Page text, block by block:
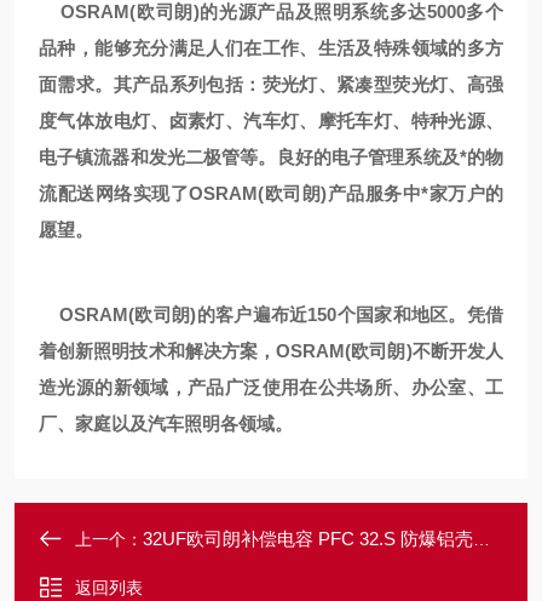
OSRAM(欧司朗)的光源产品及照明系统多达5000多个
品种，能够充分满足人们在工作、生活及特殊领域的多方
面需求。其产品系列包括：荧光灯、紧凑型荧光灯、高强
度气体放电灯、卤素灯、汽车灯、摩托车灯、特种光源、
电子镇流器和发光二极管等。良好的电子管理系统及*的物
流配送网络实现了OSRAM(欧司朗)产品服务中*家万户的
愿望。
OSRAM(欧司朗)的客户遍布近150个国家和地区。凭借
着创新照明技术和解决方案，OSRAM(欧司朗)不断开发人
造光源的新领域，产品广泛使用在公共场所、办公室、工
厂、家庭以及汽车照明各领域。
上一个： 32UF欧司朗补偿电容 PFC 32.S 防爆铝壳电容
返回列表